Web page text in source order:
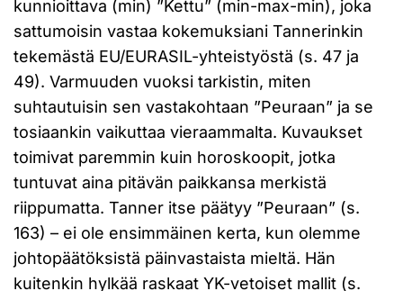
kunnioittava (min) ”Kettu” (min-max-min), joka
sattumoisin vastaa kokemuksiani Tannerinkin
tekemästä EU/EURASIL-yhteistyöstä (s. 47 ja
49). Varmuuden vuoksi tarkistin, miten
suhtautuisin sen vastakohtaan ”Peuraan” ja se
tosiaankin vaikuttaa vieraammalta. Kuvaukset
toimivat paremmin kuin horoskoopit, jotka
tuntuvat aina pitävän paikkansa merkistä
riippumatta. Tanner itse päätyy ”Peuraan” (s.
163) – ei ole ensimmäinen kerta, kun olemme
johtopäätöksistä päinvastaista mieltä. Hän
kuitenkin hylkää raskaat YK-vetoiset mallit (s.